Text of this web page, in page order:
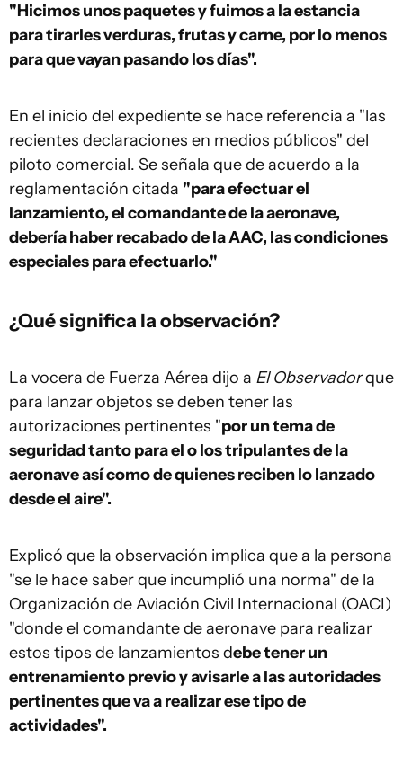
"Hicimos unos paquetes y fuimos a la estancia
para tirarles verduras, frutas y carne, por lo menos
para que vayan pasando los días".
En el inicio del expediente se hace referencia a "las
recientes declaraciones en medios públicos" del
piloto comercial. Se señala que de acuerdo a la
reglamentación citada "para efectuar el
lanzamiento, el comandante de la aeronave,
debería haber recabado de la AAC, las condiciones
especiales para efectuarlo."
¿Qué significa la observación?
La vocera de Fuerza Aérea dijo a El Observadorque
para lanzar objetos se deben tener las
autorizaciones pertinentes "por un tema de
seguridad tanto para el o los tripulantes de la
aeronave así como de quienes reciben lo lanzado
desde el aire".
Explicó que la observación implica que a la persona
"se le hace saber que incumplió una norma" de la
Organización de Aviación Civil Internacional (OACI)
"donde el comandante de aeronave para realizar
estos tipos de lanzamientos debe tener un
entrenamiento previo y avisarle a las autoridades
pertinentes que va a realizar ese tipo de
actividades".